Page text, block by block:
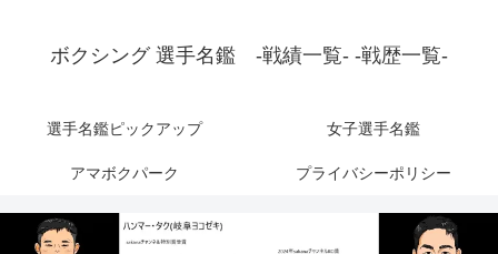
ボクシング 選手名鑑 -戦績一覧- -戦歴一覧-
選手名鑑ピックアップ 女子選手名鑑
アマボクパーク プライバシーポリシー